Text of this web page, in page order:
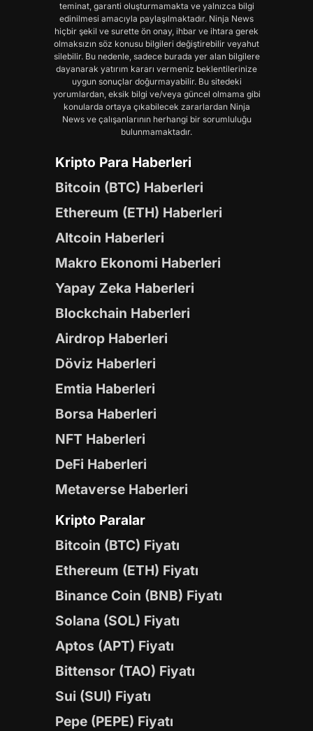
teminat, garanti oluşturmamakta ve yalnızca bilgi
edinilmesi amacıyla paylaşılmaktadır. Ninja News
hiçbir şekil ve surette ön onay, ihbar ve ihtara gerek
olmaksızın söz konusu bilgileri değiştirebilir veyahut
silebilir. Bu nedenle, sadece burada yer alan bilgilere
dayanarak yatırım kararı vermeniz beklentilerinize
uygun sonuçlar doğurmayabilir. Bu sitedeki
yorumlardan, eksik bilgi ve/veya güncel olmama gibi
konularda ortaya çıkabilecek zararlardan Ninja
News ve çalışanlarının herhangi bir sorumluluğu
bulunmamaktadır.
Kripto Para Haberleri
Bitcoin (BTC) Haberleri
Ethereum (ETH) Haberleri
Altcoin Haberleri
Makro Ekonomi Haberleri
Yapay Zeka Haberleri
Blockchain Haberleri
Airdrop Haberleri
Döviz Haberleri
Emtia Haberleri
Borsa Haberleri
NFT Haberleri
DeFi Haberleri
Metaverse Haberleri
Kripto Paralar
Bitcoin (BTC) Fiyatı
Ethereum (ETH) Fiyatı
Binance Coin (BNB) Fiyatı
Solana (SOL) Fiyatı
Aptos (APT) Fiyatı
Bittensor (TAO) Fiyatı
Sui (SUI) Fiyatı
Pepe (PEPE) Fiyatı